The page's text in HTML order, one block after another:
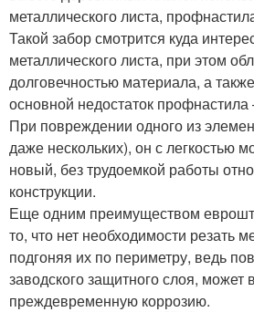
металлического листа,
Такой забор смотрится куда
металлического листа, при этом
долговечностью материала, а
основной недостаток профнастила
При повреждении одного из
даже нескольких), он с легкостью
новый, без трудоемкой работы
конструкции.
Еще одним преимуществом
то, что нет необходимости резать
подгоняя их по периметру, ведь
заводского защитного слоя, может
преждевременную коррозию.